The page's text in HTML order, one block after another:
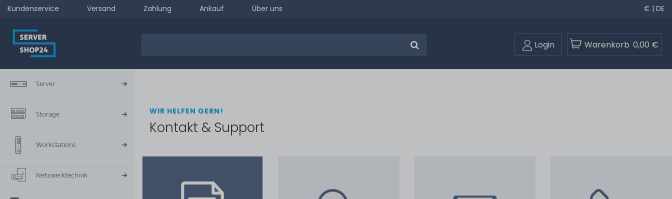
Kundenservice Versand Zahlung Ankauf Über uns € | DE
Login Warenkorb 0,00 €
Server
Storage
Workstations
Netzwerktechnik
WIR HELFEN GERN!
Kontakt & Support